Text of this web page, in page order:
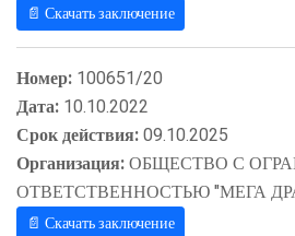
📄 Скачать заключение
Номер: 100651/20
Дата: 10.10.2022
Срок действия:09.10.2025
Организация:ОБЩЕСТВО С
ОТВЕТСТВЕННОСТЬЮ "МЕГА
📄 Скачать заключение